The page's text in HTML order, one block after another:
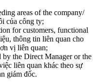
areas of the company/
của công ty;
for customers, functional
thông tin liên quan cho
vị liên quan;
by the Direct Manager or the
liên quan khác theo sự
giám đốc.